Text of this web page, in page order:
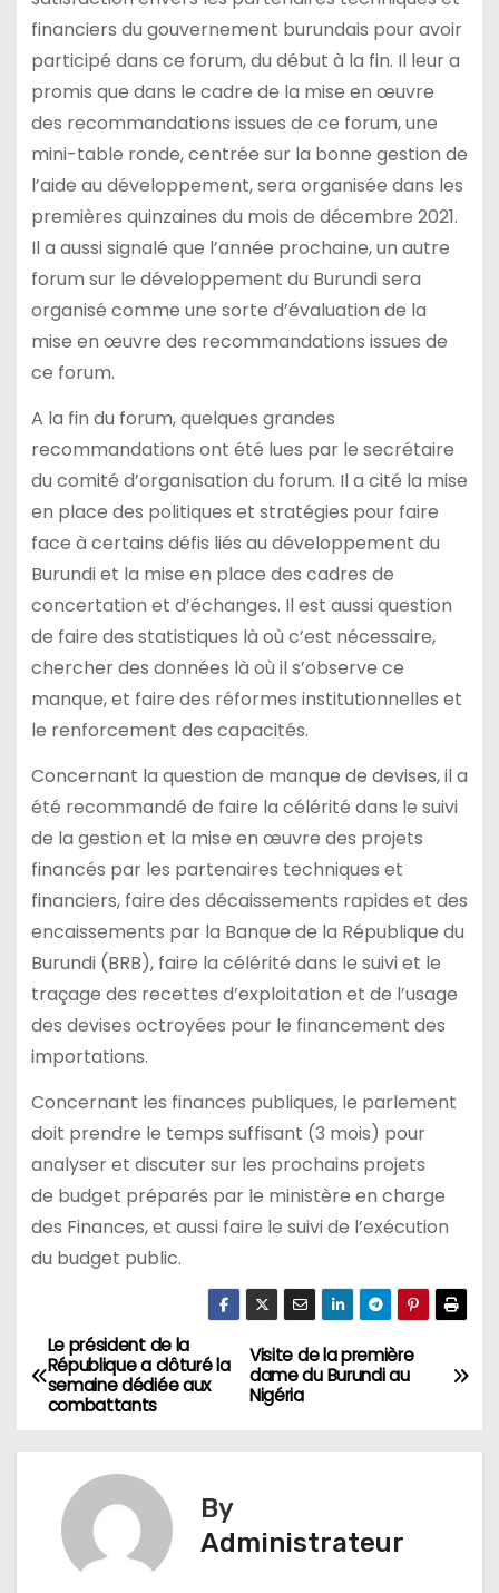
financiers du gouvernement burundais pour avoir
participé dans ce forum, du début à la fin. Il leur a
promis que dans le cadre de la mise en œuvre
des recommandations issues de ce forum, une
mini-table ronde, centrée sur la bonne gestion de
l’aide au développement, sera organisée dans les
premières quinzaines du mois de décembre 2021.
Il a aussi signalé que l’année prochaine, un autre
forum sur le développement du Burundi sera
organisé comme une sorte d’évaluation de la
mise en œuvre des recommandations issues de
ce forum.
A la fin du forum, quelques grandes
recommandations ont été lues par le secrétaire
du comité d’organisation du forum. Il a cité la mise
en place des politiques et stratégies pour faire
face à certains défis liés au développement du
Burundi et la mise en place des cadres de
concertation et d’échanges. Il est aussi question
de faire des statistiques là où c’est nécessaire,
chercher des données là où il s’observe ce
manque, et faire des réformes institutionnelles et
le renforcement des capacités.
Concernant la question de manque de devises, il a
été recommandé de faire la célérité dans le suivi
de la gestion et la mise en œuvre des projets
financés par les partenaires techniques et
financiers, faire des décaissements rapides et des
encaissements par la Banque de la République du
Burundi (BRB), faire la célérité dans le suivi et le
traçage des recettes d’exploitation et de l’usage
des devises octroyées pour le financement des
importations.
Concernant les finances publiques, le parlement
doit prendre le temps suffisant (3 mois) pour
analyser et discuter sur les prochains projets
de budget préparés par le ministère en charge
des Finances, et aussi faire le suivi de l’exécution
du budget public.
Navigation
de
l’article
Visite de la première
dame du Burundi au
Nigéria
Le président de la
République a clôturé la
semaine dédiée aux
combattants
By
Administrateur